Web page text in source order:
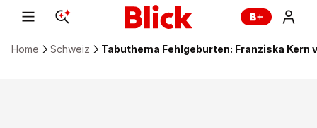
Home Schweiz Tabuthema Fehlgeburten: Franziska Kern